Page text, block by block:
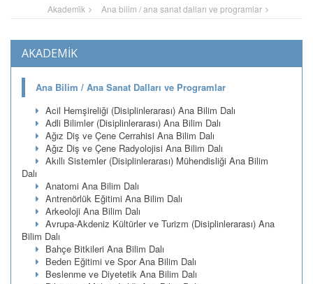
Akademi̇k Ana bilim / ana sanat dalları ve programlar
AKADEMİK
Ana Bilim / Ana Sanat Dalları ve Programlar
Acil Hemşireliği (Disiplinlerarası) Ana Bilim Dalı
Adli Bilimler (Disiplinlerarası) Ana Bilim Dalı
Ağız Diş ve Çene Cerrahisi Ana Bilim Dalı
Ağız Diş ve Çene Radyolojisi Ana Bilim Dalı
Akıllı Sistemler (Disiplinlerarası) Mühendisliği Ana Bilim
Dalı
Anatomi Ana Bilim Dalı
Antrenörlük Eğitimi Ana Bilim Dalı
Arkeoloji Ana Bilim Dalı
Avrupa-Akdeniz Kültürler ve Turizm (Disiplinlerarası) Ana
Bilim Dalı
Bahçe Bitkileri Ana Bilim Dalı
Beden Eğitimi ve Spor Ana Bilim Dalı
Beslenme ve Diyetetik Ana Bilim Dalı